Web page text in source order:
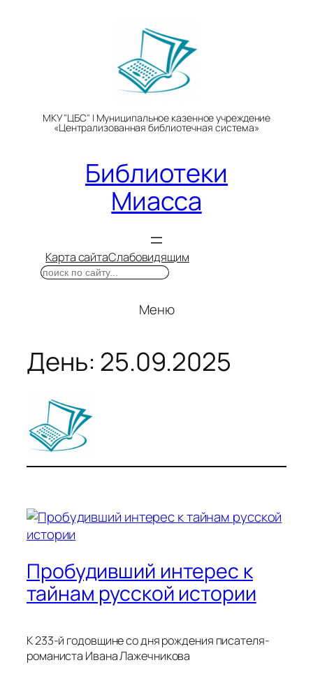
МКУ "ЦБС" | Муниципальное казенное учреждение
«Централизованная библиотечная система»
Библиотеки
Миасса
Карта сайтаСлабовидящим
Поиск
Меню
День: 25.09.2025
Пробудивший интерес к
тайнам русской истории
К 233-й годовщине со дня рождения писателя-
романиста Ивана Лажечникова